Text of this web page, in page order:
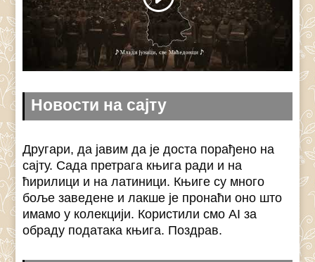
Новости на сајту
Другари, да јавим да је доста порађено на
сајту. Сада претрага књига ради и на
ћирилици и на латиници. Књиге су много
боље заведене и лакше је пронаћи оно што
имамо у колекцији. Користили смо AI за
обраду података књига. Поздрав.